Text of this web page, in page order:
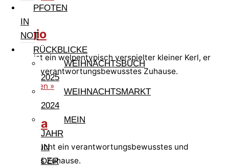
PFOTEN
IN
NOT
RÜCKBLICKE
WEIHNACHTSBUCH
2025
WEIHNACHTSMARKT
2024
MEIN
JAHR
IN
DER
Giorgio
Giorgio ist ein welpentypisch verspielter kleiner Kerl, er
sucht ein verantwortungsbewusstes Zuhause.
weiterlesen »
Gigliola
Gigloila sucht ein verantwortungsbewusstes und
liebevolles Zuhause.